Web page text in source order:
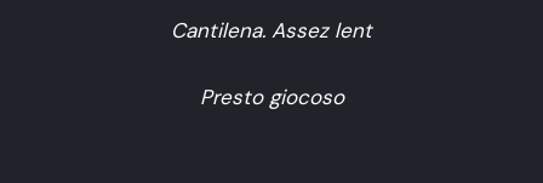
Cantilena. Assez lent
Presto giocoso